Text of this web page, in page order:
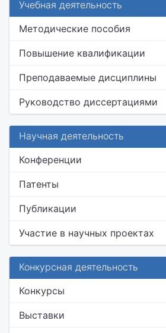
Учебная деятельность
Методические пособия
Повышение квалификации
Преподаваемые дисциплины
Руководство диссертациями
Научная деятельность
Конференции
Патенты
Публикации
Участие в научных проектах
Конкурсная деятельность
Конкурсы
Выставки